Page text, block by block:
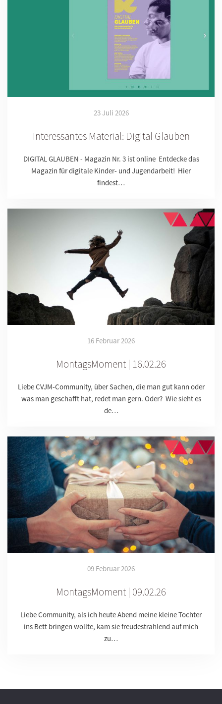
23 Juli 2026
Interessantes Material: Digital Glauben
DIGITAL GLAUBEN - Magazin Nr. 3 ist online Entdecke das
Magazin für digitale Kinder- und Jugendarbeit! Hier
findest…
16 Februar 2026
MontagsMoment | 16.02.26
Liebe CVJM-Community, über Sachen, die man gut kann oder
was man geschafft hat, redet man gern. Oder? Wie sieht es
de…
09 Februar 2026
MontagsMoment | 09.02.26
Liebe Community, als ich heute Abend meine kleine Tochter
ins Bett bringen wollte, kam sie freudestrahlend auf mich
zu…